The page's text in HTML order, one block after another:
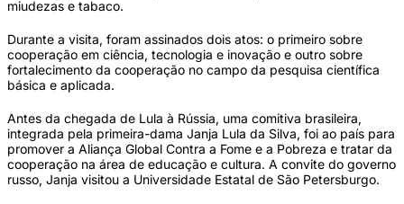
miudezas e tabaco.
Durante a visita, foram assinados dois atos: o primeiro sobre
cooperação em ciência, tecnologia e inovação e outro sobre
fortalecimento da cooperação no campo da pesquisa científica
básica e aplicada.
Antes da chegada de Lula à Rússia, uma comitiva brasileira,
integrada pela primeira-dama Janja Lula da Silva, foi ao país para
promover a Aliança Global Contra a Fome e a Pobreza e tratar da
cooperação na área de educação e cultura. A convite do governo
russo, Janja visitou a Universidade Estatal de São Petersburgo.